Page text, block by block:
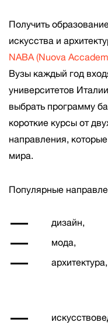
Получить
искусства и
NABA (Nuova
Вузы каждый год
университетов
выбрать программу
короткие курсы от
направления,
мира.
Популярные
дизайн,
мода,
архитектура,